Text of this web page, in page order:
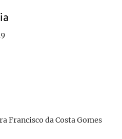
Gomes
Francisco da Costa Gomes